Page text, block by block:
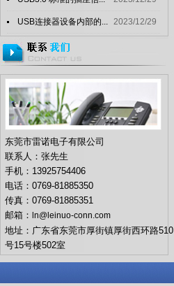
2023/12/29
USB连接器设备内部的...
东莞市雷诺电子有限公司
联系人：张先生
手机：13925754406
电话：0769-81885350
传真：0769-81885351
邮箱： ln@leinuo-conn.com
地址：广东省东莞市厚街镇厚街西环路510
号15号楼502室